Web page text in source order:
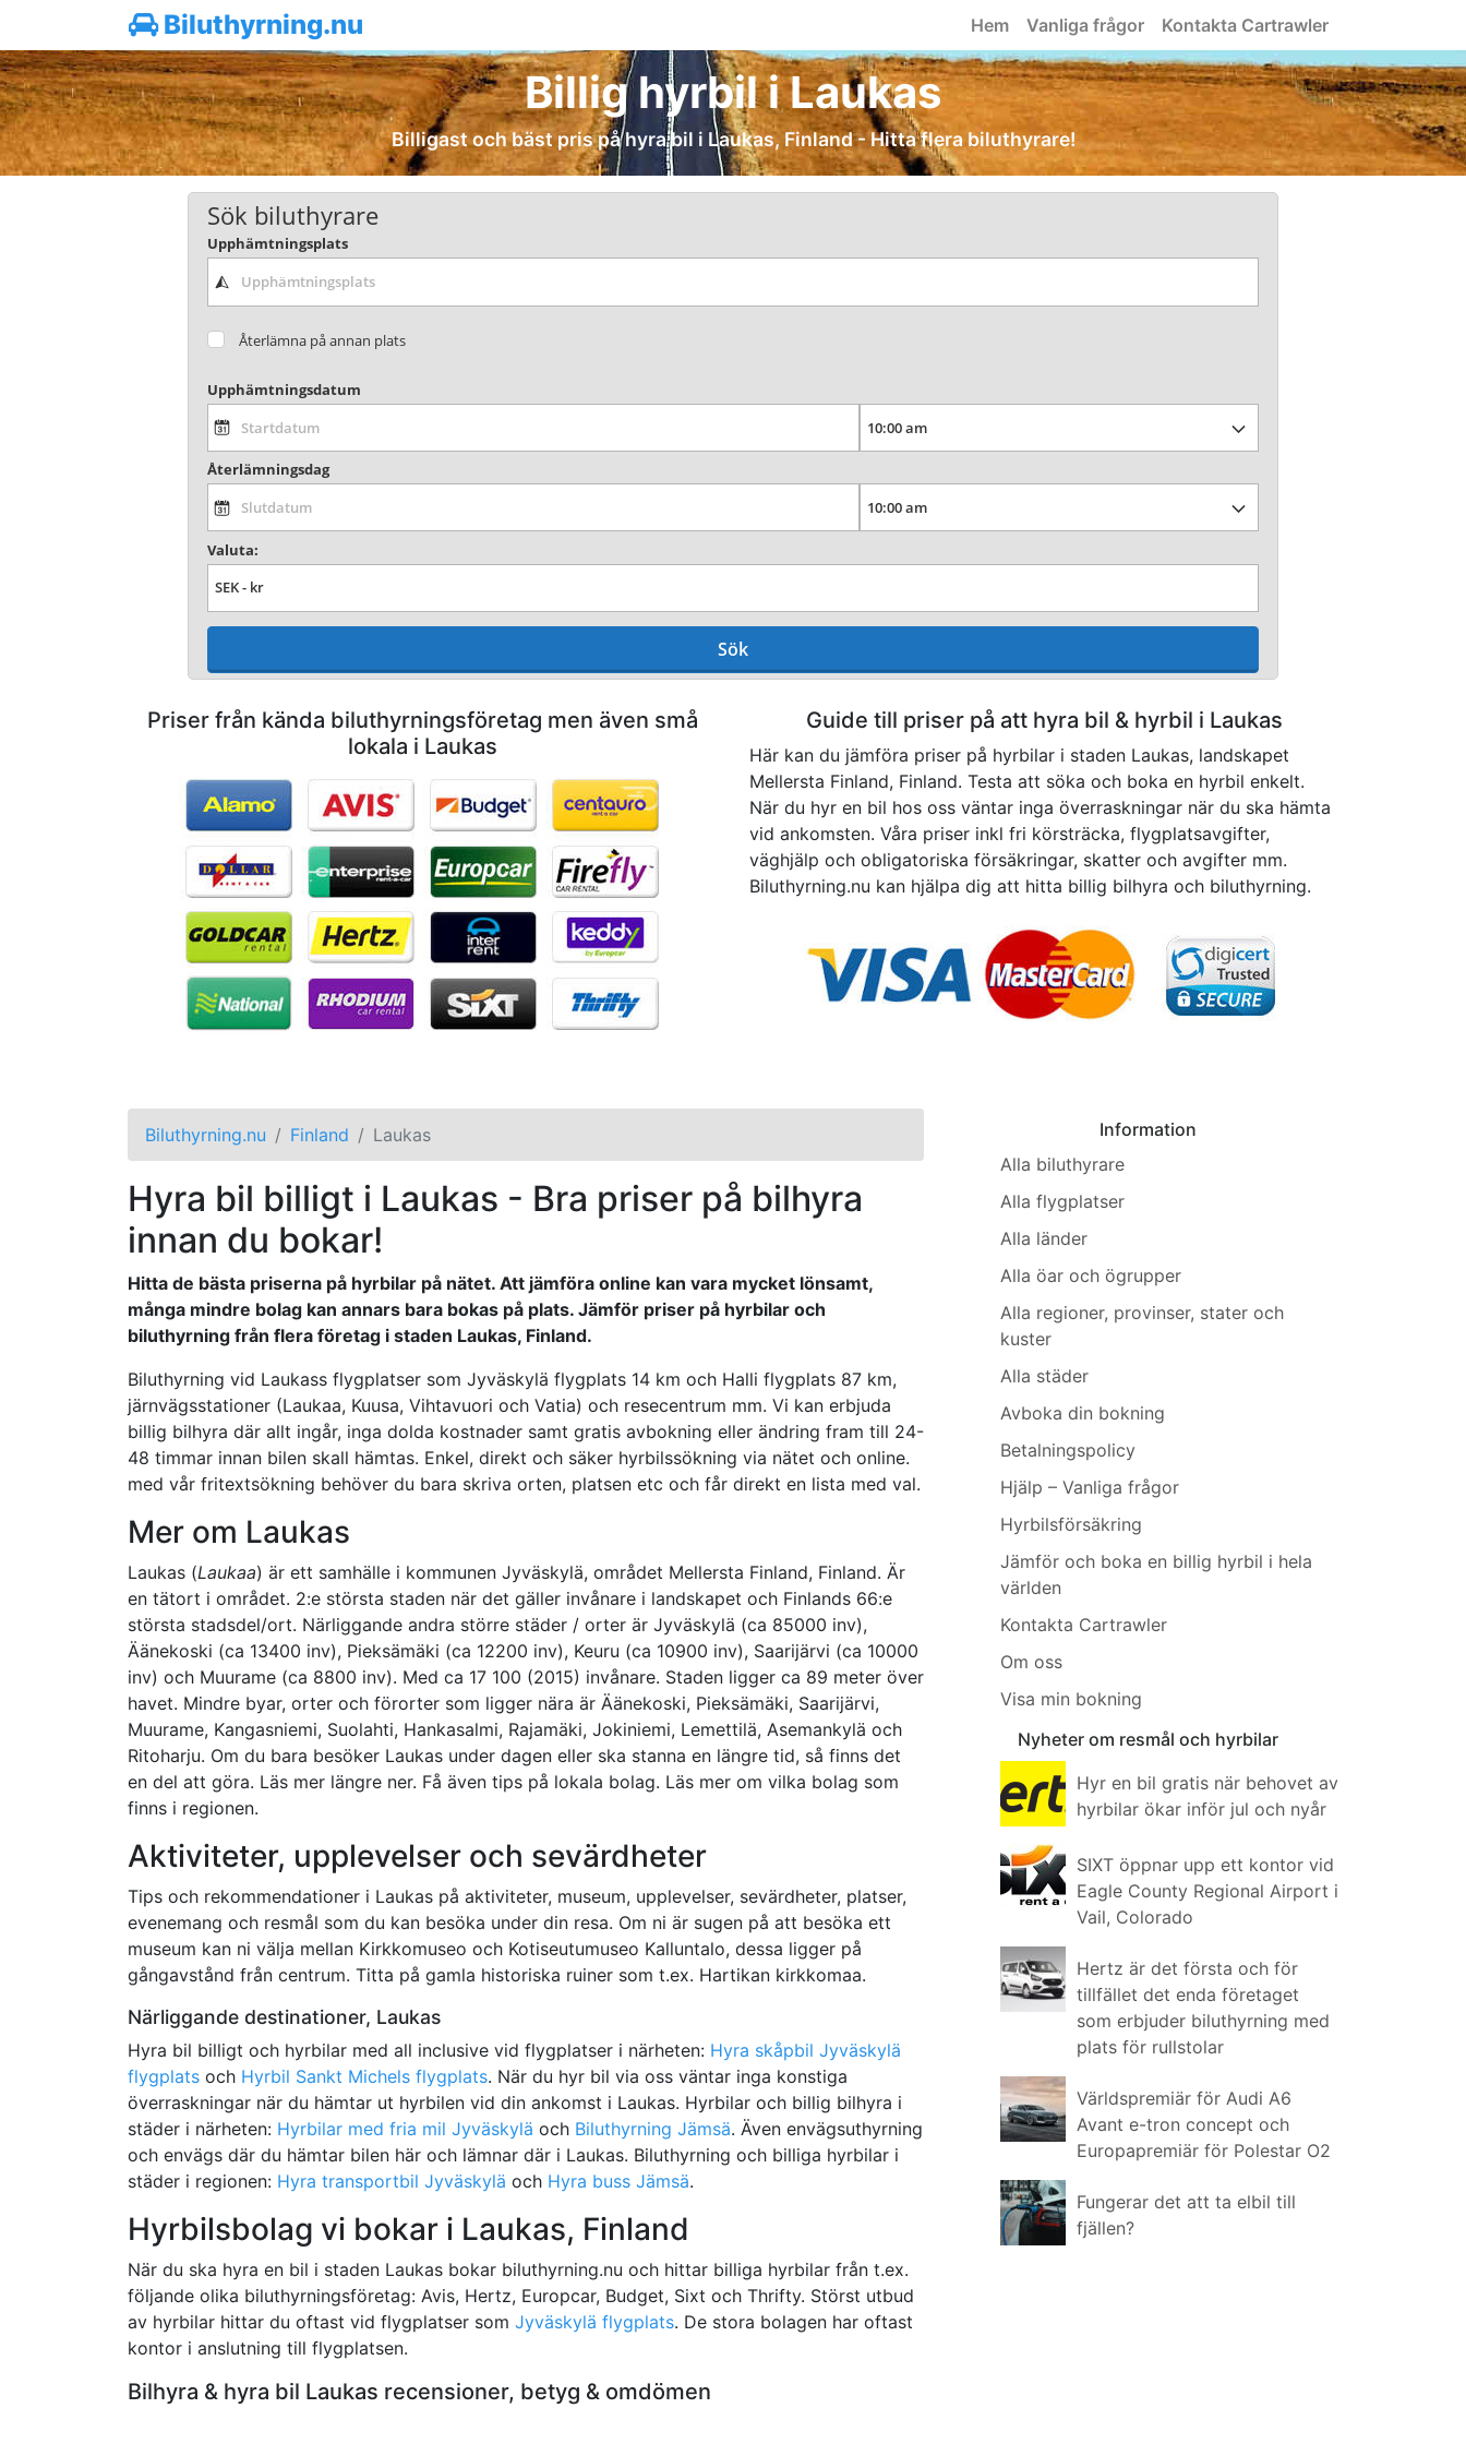
Biluthyrning.nu Hem Vanliga frågor Kontakta Cartrawler
Billig hyrbil i Laukas
Billigast och bäst pris på hyra bil i Laukas, Finland - Hitta flera biluthyrare!
Sök biluthyrare
Upphämtningsplats
Återlämna på annan plats
Upphämtningsdatum
Återlämningsdag
Valuta:
Sök
Priser från kända biluthyrningsföretag men även små
lokala i Laukas
Guide till priser på att hyra bil & hyrbil i Laukas
Här kan du jämföra priser på hyrbilar i staden Laukas, landskapet
Mellersta Finland, Finland. Testa att söka och boka en hyrbil enkelt.
När du hyr en bil hos oss väntar inga överraskningar när du ska hämta
vid ankomsten. Våra priser inkl fri körsträcka, flygplatsavgifter,
väghjälp och obligatoriska försäkringar, skatter och avgifter mm.
Biluthyrning.nu kan hjälpa dig att hitta billig bilhyra och biluthyrning.
Biluthyrning.nu Finland Laukas
Hyra bil billigt i Laukas - Bra priser på bilhyra
innan du bokar!
Hitta de bästa priserna på hyrbilar på nätet. Att jämföra online kan vara mycket lönsamt,
många mindre bolag kan annars bara bokas på plats. Jämför priser på hyrbilar och
biluthyrning från flera företag i staden Laukas, Finland.
Biluthyrning vid Laukass flygplatser som Jyväskylä flygplats 14 km och Halli flygplats 87 km,
järnvägsstationer (Laukaa, Kuusa, Vihtavuori och Vatia) och resecentrum mm. Vi kan erbjuda
billig bilhyra där allt ingår, inga dolda kostnader samt gratis avbokning eller ändring fram till 24-
48 timmar innan bilen skall hämtas. Enkel, direkt och säker hyrbilssökning via nätet och online.
med vår fritextsökning behöver du bara skriva orten, platsen etc och får direkt en lista med val.
Mer om Laukas
Laukas (Laukaa) är ett samhälle i kommunen Jyväskylä, området Mellersta Finland, Finland. Är
en tätort i området. 2:e största staden när det gäller invånare i landskapet och Finlands 66:e
största stadsdel/ort. Närliggande andra större städer / orter är Jyväskylä (ca 85000 inv),
Äänekoski (ca 13400 inv), Pieksämäki (ca 12200 inv), Keuru (ca 10900 inv), Saarijärvi (ca 10000
inv) och Muurame (ca 8800 inv). Med ca 17 100 (2015) invånare. Staden ligger ca 89 meter över
havet. Mindre byar, orter och förorter som ligger nära är Äänekoski, Pieksämäki, Saarijärvi,
Muurame, Kangasniemi, Suolahti, Hankasalmi, Rajamäki, Jokiniemi, Lemettilä, Asemankylä och
Ritoharju. Om du bara besöker Laukas under dagen eller ska stanna en längre tid, så finns det
en del att göra. Läs mer längre ner. Få även tips på lokala bolag. Läs mer om vilka bolag som
finns i regionen.
Aktiviteter, upplevelser och sevärdheter
Tips och rekommendationer i Laukas på aktiviteter, museum, upplevelser, sevärdheter, platser,
evenemang och resmål som du kan besöka under din resa. Om ni är sugen på att besöka ett
museum kan ni välja mellan Kirkkomuseo och Kotiseutumuseo Kalluntalo, dessa ligger på
gångavstånd från centrum. Titta på gamla historiska ruiner som t.ex. Hartikan kirkkomaa.
Närliggande destinationer, Laukas
Hyra bil billigt och hyrbilar med all inclusive vid flygplatser i närheten: Hyra skåpbil Jyväskylä
flygplats och Hyrbil Sankt Michels flygplats. När du hyr bil via oss väntar inga konstiga
överraskningar när du hämtar ut hyrbilen vid din ankomst i Laukas. Hyrbilar och billig bilhyra i
städer i närheten: Hyrbilar med fria mil Jyväskylä och Biluthyrning Jämsä. Även envägsuthyrning
och envägs där du hämtar bilen här och lämnar där i Laukas. Biluthyrning och billiga hyrbilar i
städer i regionen: Hyra transportbil Jyväskylä och Hyra buss Jämsä.
Hyrbilsbolag vi bokar i Laukas, Finland
När du ska hyra en bil i staden Laukas bokar biluthyrning.nu och hittar billiga hyrbilar från t.ex.
följande olika biluthyrningsföretag: Avis, Hertz, Europcar, Budget, Sixt och Thrifty. Störst utbud
av hyrbilar hittar du oftast vid flygplatser som Jyväskylä flygplats. De stora bolagen har oftast
kontor i anslutning till flygplatsen.
Bilhyra & hyra bil Laukas recensioner, betyg & omdömen
Information
Alla biluthyrare
Alla flygplatser
Alla länder
Alla öar och ögrupper
Alla regioner, provinser, stater och
kuster
Alla städer
Avboka din bokning
Betalningspolicy
Hjälp – Vanliga frågor
Hyrbilsförsäkring
Jämför och boka en billig hyrbil i hela
världen
Kontakta Cartrawler
Om oss
Visa min bokning
Nyheter om resmål och hyrbilar
Hyr en bil gratis när behovet av
hyrbilar ökar inför jul och nyår
SIXT öppnar upp ett kontor vid
Eagle County Regional Airport i
Vail, Colorado
Hertz är det första och för
tillfället det enda företaget
som erbjuder biluthyrning med
plats för rullstolar
Världspremiär för Audi A6
Avant e-tron concept och
Europapremiär för Polestar O2
Fungerar det att ta elbil till
fjällen?